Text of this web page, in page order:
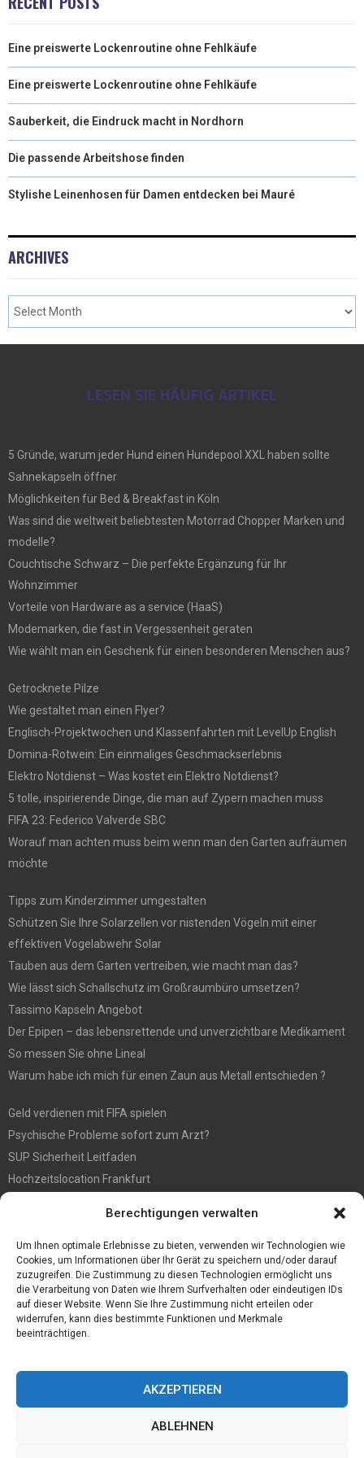
Berechtigungen verwalten
Um Ihnen optimale Erlebnisse zu bieten, verwenden wir Technologien wie
Cookies, um Informationen über Ihr Gerät zu speichern und/oder darauf
zuzugreifen. Die Zustimmung zu diesen Technologien ermöglicht uns
die Verarbeitung von Daten wie Ihrem Surfverhalten oder eindeutigen IDs
auf dieser Website. Wenn Sie Ihre Zustimmung nicht erteilen oder
widerrufen, kann dies bestimmte Funktionen und Merkmale
beeinträchtigen.
AKZEPTIEREN
ABLEHNEN
Eine preiswerte Lockenroutine ohne Fehlkäufe
Eine preiswerte Lockenroutine ohne Fehlkäufe
Sauberkeit, die Eindruck macht in Nordhorn
Die passende Arbeitshose finden
Stylishe Leinenhosen für Damen entdecken bei Mauré
ARCHIVES
LESEN SIE HÄUFIG ARTIKEL
5 Gründe, warum jeder Hund einen Hundepool XXL haben sollte
Sahnekapseln öffner
Möglichkeiten für Bed & Breakfast in Köln
Was sind die weltweit beliebtesten Motorrad Chopper Marken und
modelle?
Couchtische Schwarz – Die perfekte Ergänzung für Ihr
Wohnzimmer
Vorteile von Hardware as a service (HaaS)
Modemarken, die fast in Vergessenheit geraten
Wie wählt man ein Geschenk für einen besonderen Menschen aus?
Getrocknete Pilze
Wie gestaltet man einen Flyer?
Englisch-Projektwochen und Klassenfahrten mit LevelUp English
Domina-Rotwein: Ein einmaliges Geschmackserlebnis
Elektro Notdienst – Was kostet ein Elektro Notdienst?
5 tolle, inspirierende Dinge, die man auf Zypern machen muss
FIFA 23: Federico Valverde SBC
Worauf man achten muss beim wenn man den Garten aufräumen
möchte
Tipps zum Kinderzimmer umgestalten
Schützen Sie Ihre Solarzellen vor nistenden Vögeln mit einer
effektiven Vogelabwehr Solar
Tauben aus dem Garten vertreiben, wie macht man das?
Wie lässt sich Schallschutz im Großraumbüro umsetzen?
Tassimo Kapseln Angebot
Der Epipen – das lebensrettende und unverzichtbare Medikament
So messen Sie ohne Lineal
Warum habe ich mich für einen Zaun aus Metall entschieden ?
Geld verdienen mit FIFA spielen
Psychische Probleme sofort zum Arzt?
SUP Sicherheit Leitfaden
Hochzeitslocation Frankfurt
Großer Spaß auf der Kirmes in Bonn!
Bester Oscam- und CCcam-Server für 2021